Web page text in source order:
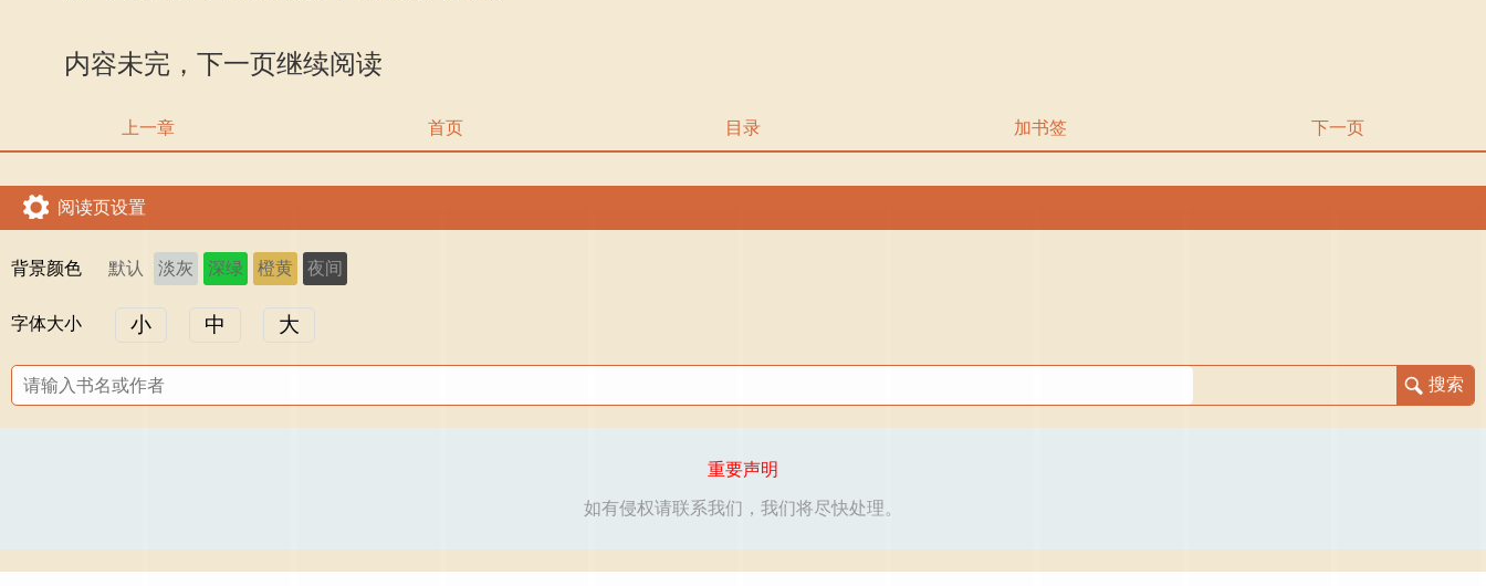
内容未完，下一页继续阅读
上一章 首页 目录 加书签 下一页
阅读页设置
背景颜色 默认 淡灰 深绿 橙黄 夜间
字体大小 小 中 大
重要声明
如有侵权请联系我们，我们将尽快处理。